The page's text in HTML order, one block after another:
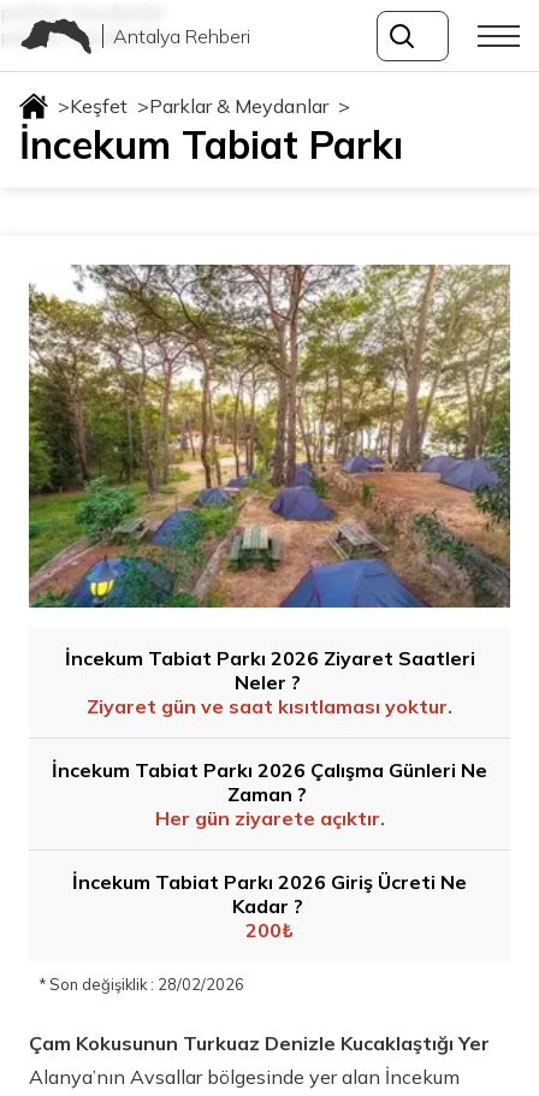
parklar-meydanlar
parklar-meydanlarAntalya Rehberi
>Keşfet >Parklar & Meydanlar >
İncekum Tabiat Parkı
İncekum Tabiat Parkı 2026 Ziyaret Saatleri
Neler ?
Ziyaret gün ve saat kısıtlaması yoktur.
İncekum Tabiat Parkı 2026 Çalışma Günleri Ne
Zaman ?
Her gün ziyarete açıktır.
İncekum Tabiat Parkı 2026 Giriş Ücreti Ne
Kadar ?
200₺
* Son değişiklik : 28/02/2026
Çam Kokusunun Turkuaz Denizle Kucaklaştığı Yer
Alanya’nın Avsallar bölgesinde yer alan İncekum